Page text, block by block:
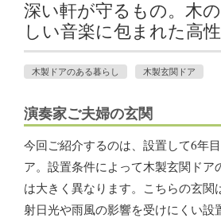
深い軒が守るもの。木
しい音楽に包まれた高性
木製ドアのある暮らし 木製玄関ドア
演奏家ご夫婦の玄関
今回ご紹介するのは、設置して6年
ア。設置条件によって木製玄関ドア
は大きく異なります。こちらの玄関
射日光や雨風の影響を受けにくい設